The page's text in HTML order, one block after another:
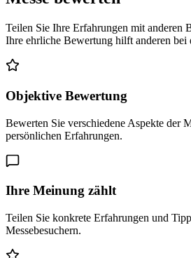
Teilen Sie Ihre Erfahrungen mit anderen
Ihre ehrliche Bewertung hilft anderen bei
Objektive Bewertung
Bewerten Sie verschiedene Aspekte der
persönlichen Erfahrungen.
Ihre Meinung zählt
Teilen Sie konkrete Erfahrungen und
Messebesuchern.